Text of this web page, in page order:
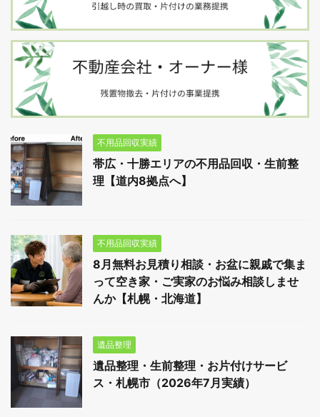
不用品回収実績
帯広・十勝エリアの不用品回収・生前整
理【道内8拠点へ】
不用品回収実績
8月無料お見積り相談・お盆に親戚で集ま
って空き家・ご実家のお悩み相談しませ
んか【札幌・北海道】
遺品整理
遺品整理・生前整理・お片付けサービ
ス・札幌市（2026年7月実績）